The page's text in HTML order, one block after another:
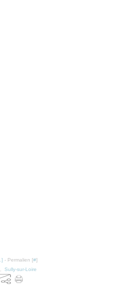
] - Permalien [#]
Sully-sur-Loire